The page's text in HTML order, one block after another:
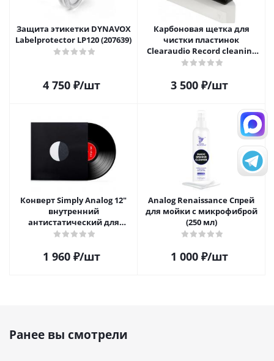
Защита этикетки DYNAVOX
Labelprotector LP120 (207639)
4 750₽/шт
Карбоновая щетка для
чистки пластинок
Clearaudio Record cleaning
brush
3 500₽/шт
Конверт Simply Analog 12"
внутренний
антистатический для
пластинок (25 шт)
1 960₽/шт
Analog Renaissance Спрей
для мойки с микрофиброй
(250 мл)
1 000₽/шт
Ранее вы смотрели